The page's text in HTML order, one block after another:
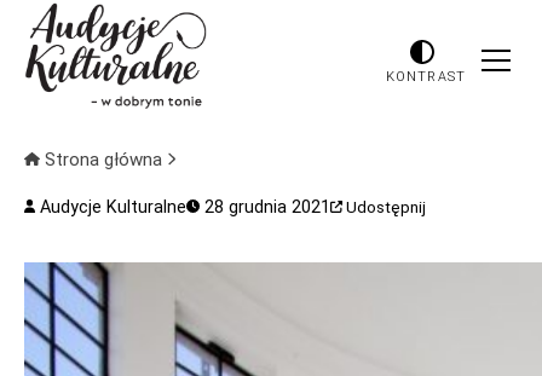
KONTRAST
Strona główna
Audycje Kulturalne 28 grudnia 2021 Udostępnij